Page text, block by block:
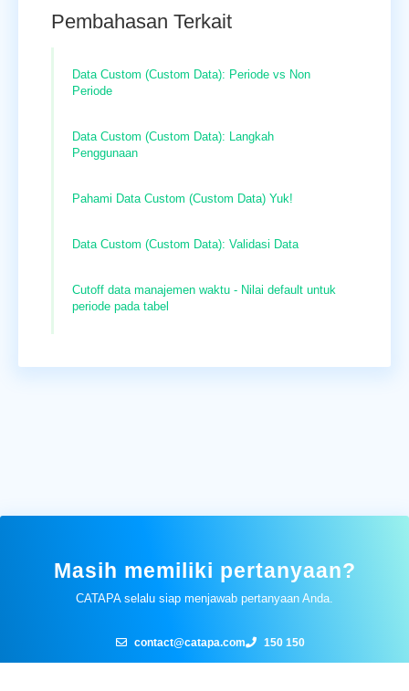
Pembahasan Terkait
Data Custom (Custom Data): Periode vs Non
Periode
Data Custom (Custom Data): Langkah
Penggunaan
Pahami Data Custom (Custom Data) Yuk!
Data Custom (Custom Data): Validasi Data
Cutoff data manajemen waktu - Nilai default untuk
periode pada tabel
Masih memiliki pertanyaan?
CATAPA selalu siap menjawab pertanyaan Anda.
contact@catapa.com 150 150